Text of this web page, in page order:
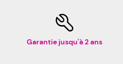
Garantie jusqu'à 2 ans